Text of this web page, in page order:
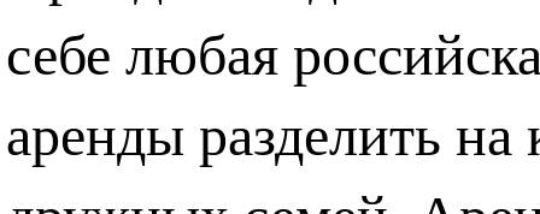
себе любая
аренды разделить